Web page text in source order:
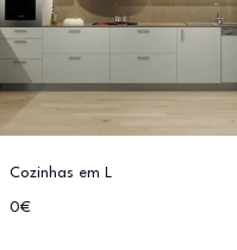
Cozinhas em L
0€